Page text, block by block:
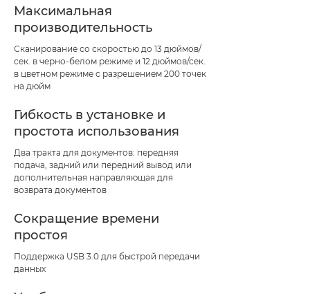
Максимальная
производительность
Сканирование со скоростью до 13 дюймов/
сек. в черно-белом режиме и 12 дюймов/сек.
в цветном режиме с разрешением 200 точек
на дюйм
Гибкость в установке и
простота использования
Два тракта для документов: передняя
подача, задний или передний вывод или
дополнительная направляющая для
возврата документов
Сокращение времени
простоя
Поддержка USB 3.0 для быстрой передачи
данных